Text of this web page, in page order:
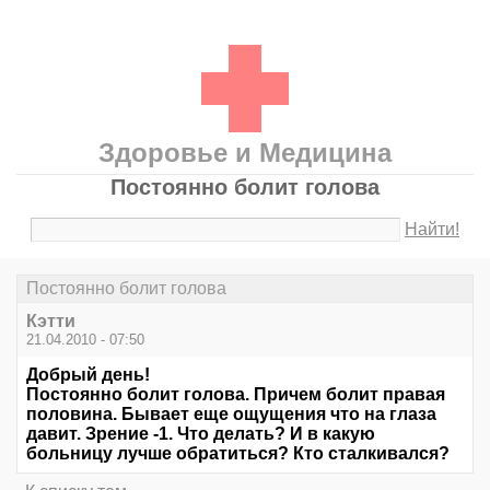
Здоровье и Медицина
Постоянно болит голова
Найти!
Постоянно болит голова
Кэтти
21.04.2010 - 07:50
Добрый день!
Постоянно болит голова. Причем болит правая
половина. Бывает еще ощущения что на глаза
давит. Зрение -1. Что делать? И в какую
больницу лучше обратиться? Кто сталкивался?